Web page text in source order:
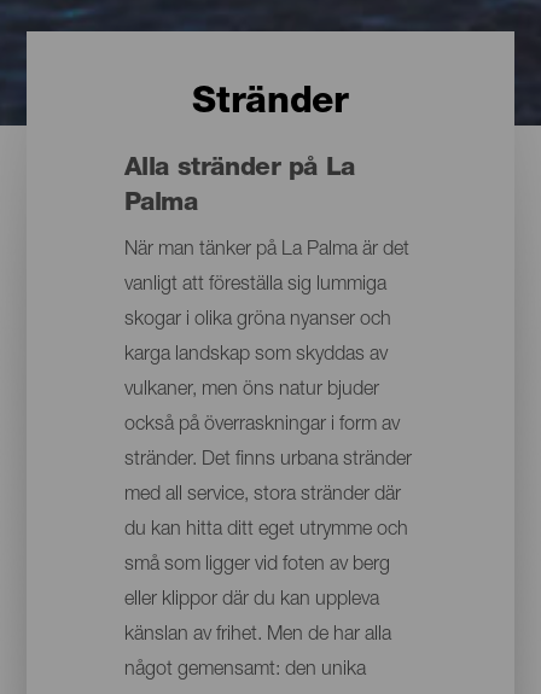
Stränder
Alla stränder på La
Palma
När man tänker på La Palma är det
vanligt att föreställa sig lummiga
skogar i olika gröna nyanser och
karga landskap som skyddas av
vulkaner, men öns natur bjuder
också på överraskningar i form av
stränder. Det finns urbana stränder
med all service, stora stränder där
du kan hitta ditt eget utrymme och
små som ligger vid foten av berg
eller klippor där du kan uppleva
känslan av frihet. Men de har alla
något gemensamt: den unika